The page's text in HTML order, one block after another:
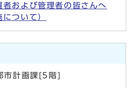
者および管理者の皆さんへ
について）
市計画課[5階]